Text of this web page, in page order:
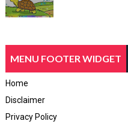
MENU FOOTER WIDGET
Home
Disclaimer
Privacy Policy